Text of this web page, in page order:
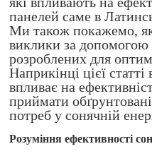
панелей саме в
Ми також покажемо,
виклики за допомогою
розроблених для
Наприкінці цієї
впливає на
приймати
потреб у сонячній
Розуміння ефективності